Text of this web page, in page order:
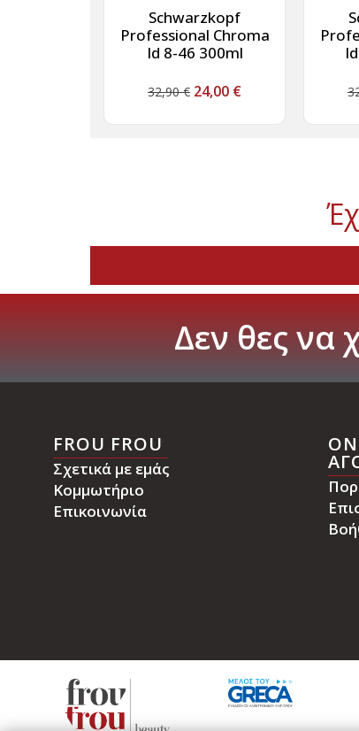
Schwarzkopf
Professional Chroma
Id 8-46 300ml
32,90€ 24,00 €
Δενθεςνα
FROU FROU
Σχετικά με εμάς
Κομμωτήριο
Επικοινωνία